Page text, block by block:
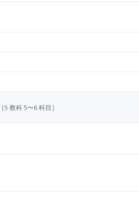
［5 教科 5〜6 科⽬］